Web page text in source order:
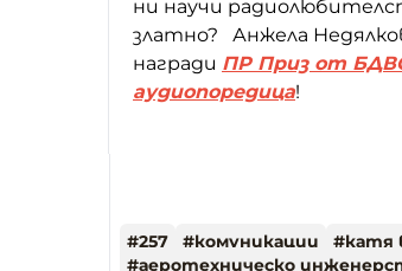
ни научи
златно? Анжела
награди ПР Приз от БДВО
аудиопоредица!
#257 #комуникации #катя
#аеротехническо